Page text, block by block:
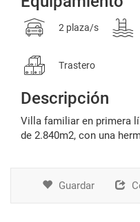
2 plaza/s
Trastero
Descripción
villa familiar en primera línea de golf de nueva andalucía con vistas al campo de golf de los naranjos, construido en una parcela llana
de 2.840m2, con una
Guardar